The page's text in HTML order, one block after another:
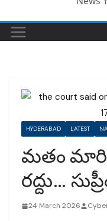
HYDERABAD LATEST
మతం
రద్దు…
24 March 2026